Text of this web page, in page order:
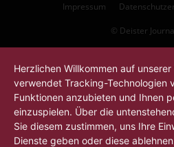
Impressum
© Deister
Herzlichen Willkommen auf
verwendet Tracking-Technologien
Funktionen anzubieten und Ihnen
einzuspielen. Über die
Sie diesem zustimmen, uns Ihre
Dienste geben oder diese